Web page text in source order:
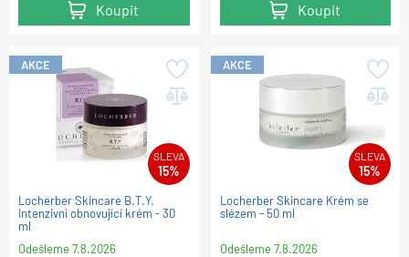
Koupit Koupit
AKCE
SLEVA
15%
Locherber Skincare B.T.Y.
Intenzivní obnovující krém - 30
ml
Odešleme7.8.2026
AKCE
SLEVA
15%
Locherber Skincare Krém se
slézem - 50 ml
Odešleme7.8.2026